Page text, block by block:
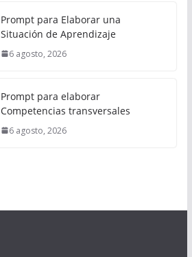
Prompt para Elaborar una
Situación de Aprendizaje
6 agosto, 2026
Prompt para elaborar
Competencias transversales
6 agosto, 2026